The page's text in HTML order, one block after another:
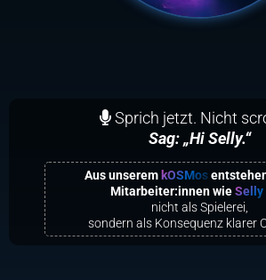
Sprich jetzt. Nicht
Sag: „Hi Selly.“
Aus unserem kOSMos
Mitarbeiter:innen wieSelly
nicht als Spielerei,
sondern als Konsequenz klarer